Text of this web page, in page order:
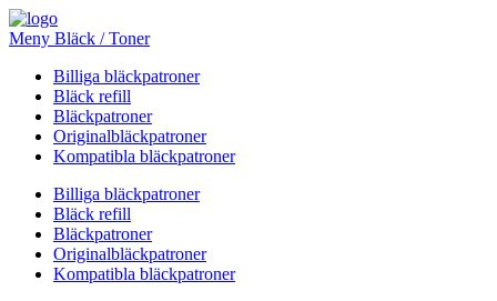
Meny Bläck / Toner
Billiga bläckpatroner
Bläck refill
Bläckpatroner
Originalbläckpatroner
Kompatibla bläckpatroner
Billiga bläckpatroner
Bläck refill
Bläckpatroner
Originalbläckpatroner
Kompatibla bläckpatroner